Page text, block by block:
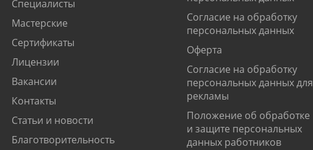
Специалисты
Мастерские
Сертификаты
Лицензии
Вакансии
Контакты
Статьи и новости
Благотворительность
Согласие на обработку
персональных данных
Оферта
Согласие на обработку
персональных данных для
рекламы
Положение об обработке
и защите персональных
данных работников